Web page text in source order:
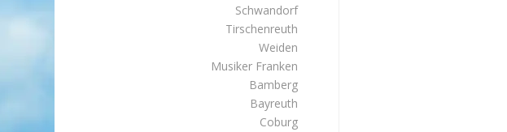
Schwandorf
Tirschenreuth
Weiden
Musiker Franken
Bamberg
Bayreuth
Coburg